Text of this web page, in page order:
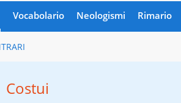
Vocabolario Neologismi Rimario
Costui